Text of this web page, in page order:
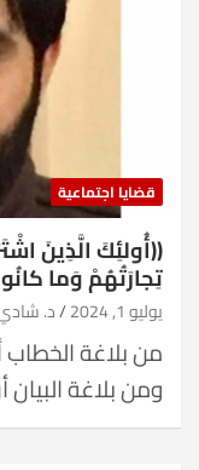
قضايا اجتماعية
((أُولئِكَ الَّذِينَ
تِجارَتُهُمْ وَما
يوليو 1, 2024 د.
من بلاغة
ومن بلاغة